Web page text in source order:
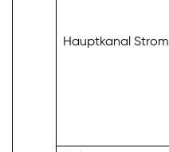
Hauptkanal Strom